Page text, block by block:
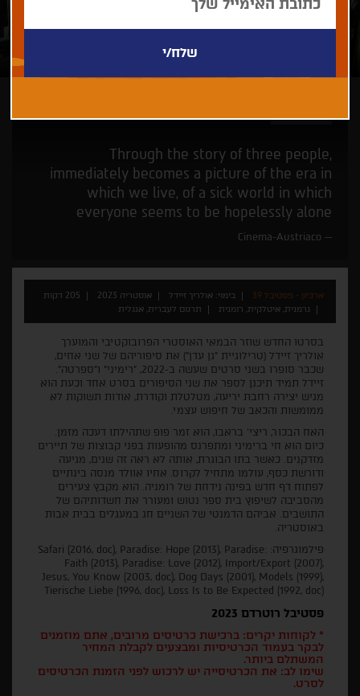
Through the story of three people,
immediately becomes a picture of the era in
which we live, of a sick world in which
everyone seems to be hopelessly alone
Cinema-Austriaco
ארכיון - פסטיבל 39 בימוי: אולריך זיידל אוסטריה 2023
205 דקות
גרמנית, איטלקית, רומנית
תרגום לעברית, אנגלית
בסרטו החדש שוזר הבמאי האוסטרי הפרובוקטיבי והמוערך
אולריך זיידל (טרילוגיית "גן עדן") את סיפוריהם של שני אחים,
שכבר סופרו בשני סרטים שעשה ב-2022, "רימיני" ו"ספרטה".
זיידל תמיד תיכנן לספר את שני הסיפורים בסרט אחד וכעת הוא
מגיש יצירה רחבת יריעה, מטלטלת וקודרת, אודות תשוקות לא
ממומשות והכאב של חיפוש עצמי.
האח הבכור, ריצי' בראבו, הוא זמר פופ שתהילתו דעכה מזמן.
כיום הוא חי ברימיני ומתפרנס מהופעות בפני קבוצות של תיירים
מזדקנים. כאשר בתו הבוגרת, אותה לא ראה זה שנים, מגיעה
ודורשת כסף, עולמו מתחיל לקרוס. אחיו אוולד מנסה בינתיים
לפתוח דף חדש בפינה נידחת של רומניה. הוא מקבץ צעירים
מהסביבה לשיפוץ בית ספר נטוש ומעורר את חשדותיהם של
התושבים. אביהם הדמנטי של השניים חג במעגלים בבית אבות
באוסטריה.
פילמוגרפיה: Safari (2016, doc), Paradise: Hope (2013), Paradise:
Faith (2013), Paradise: Love (2012), Import/Export (2007),
Jesus, You Know (2003, doc), Dog Days (2001), Models (1999),
Tierische Liebe (1996, doc), Loss Is to Be Expected (1992, doc)
פסטיבל רוטרדם 2023
* לקוחות יקרים: ברכישת כרטיסים מרובים, אתם מוזמנים
לבקר בעמוד הכרטיסיות ומבצעים לקבלת המחיר
המשתלם ביותר.
שימו לב: את הכרטיסייה יש לרכוש לפני הזמנת הכרטיסים
לסרט.